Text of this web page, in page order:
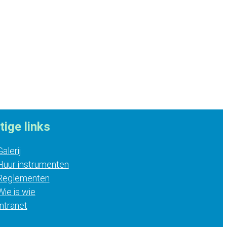
links
instrumenten
is wie